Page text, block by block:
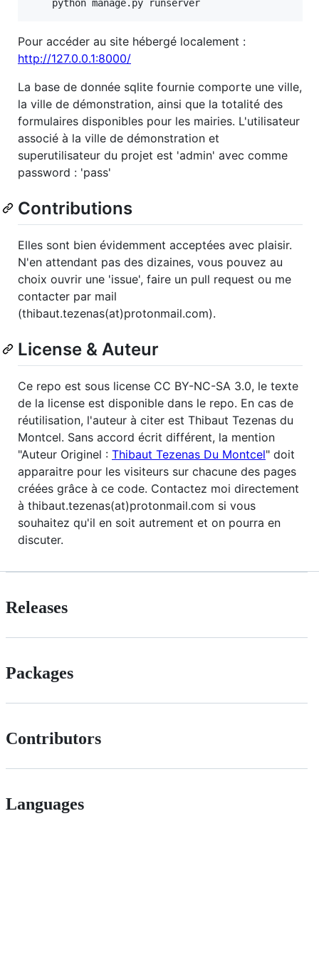
Pour accéder au site hébergé localement :
http://127.0.0.1:8000/
La base de donnée sqlite fournie comporte une ville,
la ville de démonstration, ainsi que la totalité des
formulaires disponibles pour les mairies. L'utilisateur
associé à la ville de démonstration et
superutilisateur du projet est 'admin' avec comme
password : 'pass'
Contributions
Elles sont bien évidemment acceptées avec plaisir.
N'en attendant pas des dizaines, vous pouvez au
choix ouvrir une 'issue', faire un pull request ou me
contacter par mail
(thibaut.tezenas(at)protonmail.com).
License & Auteur
Ce repo est sous license CC BY-NC-SA 3.0, le texte
de la license est disponible dans le repo. En cas de
réutilisation, l'auteur à citer est Thibaut Tezenas du
Montcel. Sans accord écrit différent, la mention
"Auteur Originel : Thibaut Tezenas Du Montcel" doit
apparaitre pour les visiteurs sur chacune des pages
créées grâce à ce code. Contactez moi directement
à thibaut.tezenas(at)protonmail.com si vous
souhaitez qu'il en soit autrement et on pourra en
discuter.
Releases
Packages
Contributors
Languages